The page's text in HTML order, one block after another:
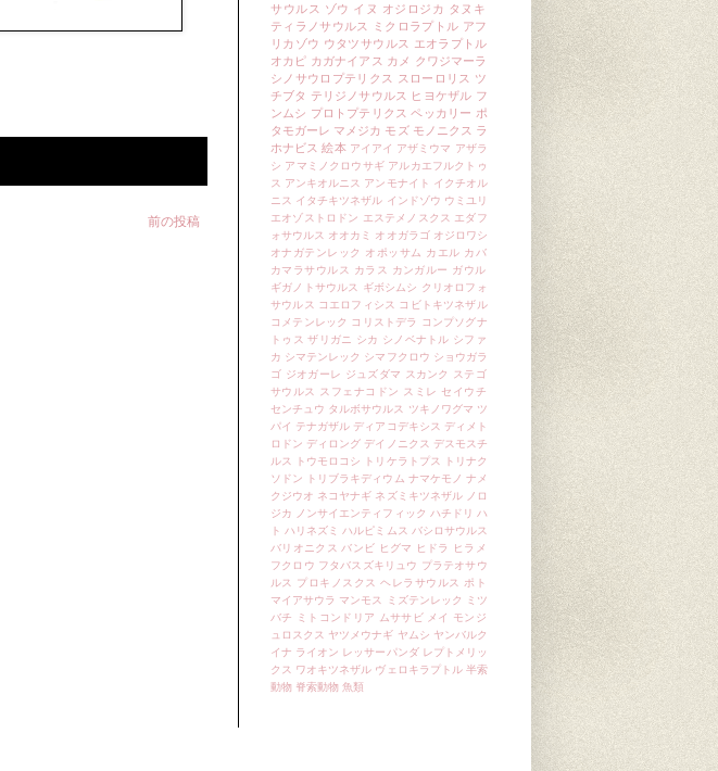
前の投稿
サウルス ゾウ イヌ オジロジカ
タヌキ
ティラノサウルス
ミクロラプトル アフ
リカゾウ ウタツサウルス
エオラプトル
オカピ カガナイアス カメ クワジマーラ
シノサウロプテリクス
スローロリス ツ
チブタ テリジノサウルス ヒヨケザル フ
ンムシ プロトプテリクス ペッカリー ポ
タモガーレ マメジカ モズ モノニクス ラ
ホナビス 絵本 アイアイ アザミウマ アザラ
シ アマミノクロウサギ アルカエフルクトゥ
ス アンキオルニス アンモナイト イクチオル
ニス イタチキツネザル インドゾウ ウミユリ
エオゾストロドン エステメノスクス エダフ
ォサウルス オオカミ オオガラゴ オジロワシ
オナガテンレック
オポッサム カエル カバ
カマラサウルス
カラス カンガルー ガウル
ギガノトサウルス
ギボシムシ クリオロフォ
サウルス
コエロフィシス
コビトキツネザル
コメテンレック
コリストデラ
コンプソグナ
トゥス ザリガニ シカ シノベナトル シファ
カ シマテンレック シマフクロウ ショウガラ
ゴ ジオガーレ ジュズダマ スカンク
ステゴ
サウルス
スフェナコドン スミレ セイウチ
センチュウ タルボサウルス ツキノワグマ ツ
パイ テナガザル ディアコデキシス ディメト
ロドン ディロング デイノニクス デスモスチ
ルス
トウモロコシ トリケラトプス
トリナク
ソドン
トリブラキディウム ナマケモノ ナメ
クジウオ ネコヤナギ ネズミキツネザル
ノロ
ジカ
ノンサイエンティフィック ハチドリ ハ
ト ハリネズミ ハルピミムス バシロサウルス
バリオニクス バンビ ヒグマ ヒドラ
ヒラメ
フクロウ フタバスズキリュウ プラテオサウ
ルス
プロキノスクス ヘレラサウルス
ポト
マイアサウラ マンモス ミズテンレック
ミツ
バチ
ミトコンドリア ムササビ メイ
モンジ
ュロスクス ヤツメウナギ ヤムシ ヤンバルク
イナ ライオン レッサーパンダ レプトメリッ
クス ワオキツネザル ヴェロキラプトル 半索
動物 脊索動物 魚類